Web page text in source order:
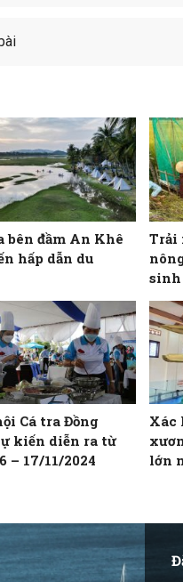
bên đầm An Khê
hấp dẫn du
Trải
Cá tra Đồng
kiến diễn ra từ
– 17/11/2024
Xác
lớn